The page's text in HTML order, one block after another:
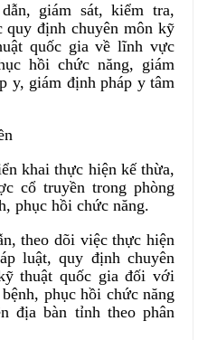
giám sát, kiểm tra,
quy định chuyên môn kỹ
quốc gia về lĩnh vực
hồi chức năng, giám
y, giám định pháp y tâm
khai thực hiện kế thừa,
cổ truyền trong phòng
phục hồi chức năng.
theo dõi việc thực hiện
luật, quy định chuyên
thuật quốc gia đối với
phục hồi chức năng
địa bàn tỉnh theo phân